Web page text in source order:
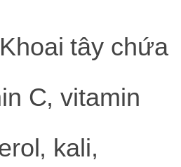
tây chứa
C, vitamin
kali,